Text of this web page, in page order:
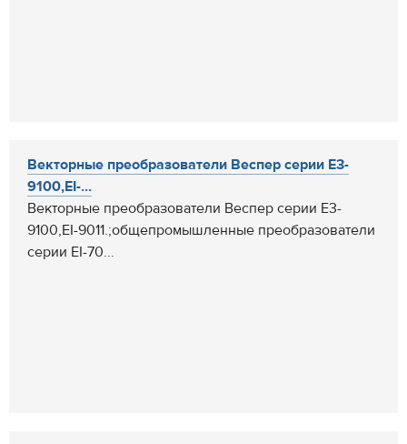
Векторные преобразователи Веспер серии Е3-
9100,EI-...
Векторные преобразователи Веспер серии Е3-
9100,EI-9011.;общепромышленные преобразователи
серии EI-70...